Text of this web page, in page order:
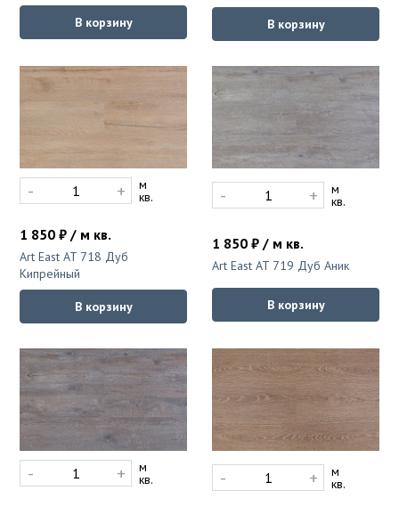
В корзину В корзину
1 850 ₽ / м кв.
Art East AT 718 Дуб
Кипрейный
- + м
кв.
В корзину
1 850 ₽ / м кв.
Art East AT 719 Дуб Аник
- + м
кв.
В корзину
- + м
кв. - + м
кв.